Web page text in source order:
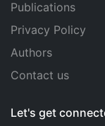
Publications
Privacy Policy
Authors
Contact us
Let's get